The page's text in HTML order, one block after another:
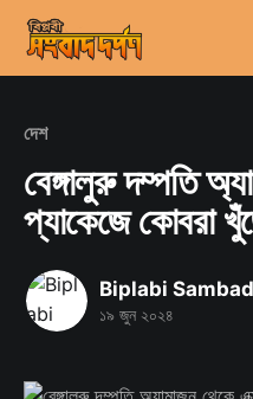
দেশ
বেঙ্গালুরু দম্পতি
প্যাকেজে কোবরা
Biplabi
১৯ জুন ২০২৪